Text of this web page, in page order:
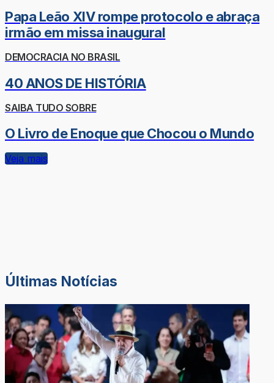
Papa Leão XIV rompe protocolo e abraça
irmão em missa inaugural
DEMOCRACIA NO BRASIL
40 ANOS DE HISTÓRIA
SAIBA TUDO SOBRE
O Livro de Enoque que Chocou o Mundo
Veja mais
Últimas Notícias